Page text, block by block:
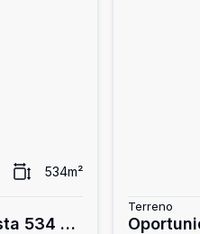
534m²
534 M²
Terreno